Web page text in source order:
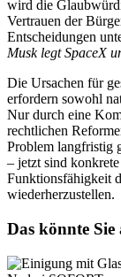
wird die
Vertrauen der
Entscheidungen
Musk legt SpaceX
Die Ursachen für
erfordern sowohl
Nur durch eine
rechtlichen
Problem langfristig
– jetzt sind
Funktionsfähigkeit
wiederherzustellen.
Das könnte Sie